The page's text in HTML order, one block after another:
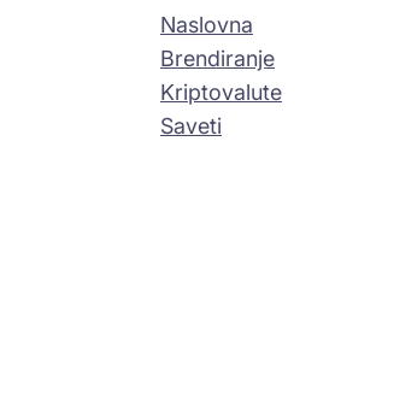
Naslovna
Brendiranje
Kriptovalute
Saveti